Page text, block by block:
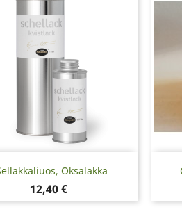
Oksalakka
Hinta
12,40 €
Pikakatselu